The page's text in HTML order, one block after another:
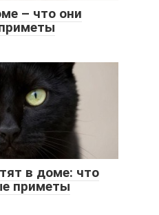
– что они
в доме: что
приметы